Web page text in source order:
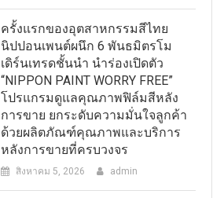
ครั้งแรกของอุตสาหกรรมสีไทย
นิปปอนเพนต์ผนึก 6 พันธมิตรโม
เดิร์นเทรดชั้นนำ นำร่องเปิดตัว
“NIPPON PAINT WORRY FREE”
โปรแกรมดูแลคุณภาพฟิล์มสีหลัง
การขาย ยกระดับความมั่นใจลูกค้า
ด้วยผลิตภัณฑ์คุณภาพและบริการ
หลังการขายที่ครบวงจร
สิงหาคม 5, 2026 admin